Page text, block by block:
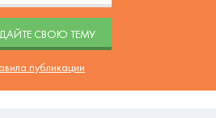
СВОЮ ТЕМУ
публикации